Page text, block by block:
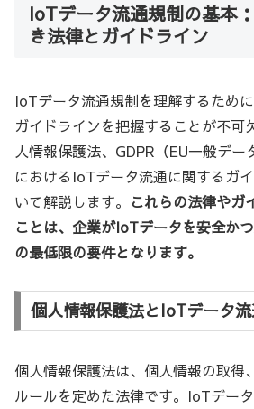
IoTデータ流通規制の基本
き法律とガイドライン
IoTデータ流通規制を理解するため
ガイドラインを把握することが不可
人情報保護法、GDPR（EU一般デー
におけるIoTデータ流通に関するガ
いて解説します。 これらの法律やガ
ことは、企業がIoTデータを安全か
の最低限の要件となります。
個人情報保護法とIoTデータ
個人情報保護法は、個人情報の取得
ルールを定めた法律です。IoTデー